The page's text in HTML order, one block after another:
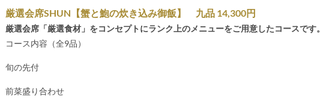
厳選会席SHUN【蟹と鮑の炊き込み御飯】 九品 14,300円
厳選会席「厳選食材」をコンセプトにランク上のメニューをご用意したコースです。
コース内容（全9品）
旬の先付
前菜盛り合わせ